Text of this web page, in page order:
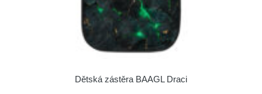
Dětská zástěra BAAGL Draci